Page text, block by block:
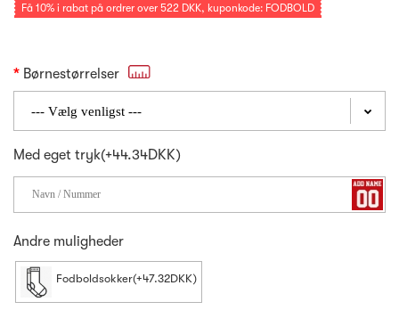
Få 10% i rabat på ordrer over 522 DKK, kuponkode: FODBOLD
Børnestørrelser
Med eget tryk(+44.34DKK)
Andre muligheder
Fodboldsokker(+47.32DKK)